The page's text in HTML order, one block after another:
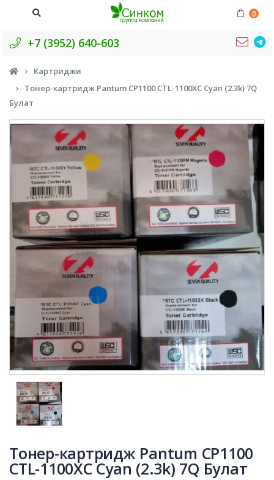
0
+7 (3952) 640-603
Картриджи
Тонер-картридж Pantum CP1100 CTL-1100XC Cyan (2.3k) 7Q
Булат
Тонер-картридж Pantum CP1100
CTL-1100XC Cyan (2.3k) 7Q Булат